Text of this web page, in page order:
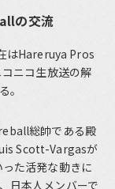
の交流
はHareruya Pros
ニコ生放送の解
。
総帥である殿
Scott-Vargasが
た活発な動きに
日本人メンバーで